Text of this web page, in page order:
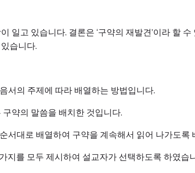
일고 있습니다. 결론은 ‘구약의 재발견’이라 할
습니다.
서의 주제에 따라 배열하는 방법입니다.
약의 말씀을 배치한 것입니다.
서대로 배열하여 구약을 계속해서 읽어 나가도록
지를 모두 제시하여 설교자가 선택하도록 하였습